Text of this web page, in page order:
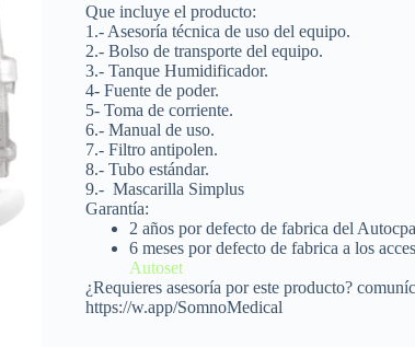
Que incluye el producto:
1.- Asesoría técnica de uso del equipo.
2.- Bolso de transporte del equipo.
3.- Tanque Humidificador.
4- Fuente de poder.
5- Toma de corriente.
6.- Manual de uso.
7.- Filtro antipolen.
8.- Tubo estándar.
9.- Mascarilla Simplus
Garantía:
2 años por defecto de fabrica del
6 meses por defecto de fabrica a los
Autoset
¿Requieres asesoría por este producto?
https://w.app/SomnoMedical